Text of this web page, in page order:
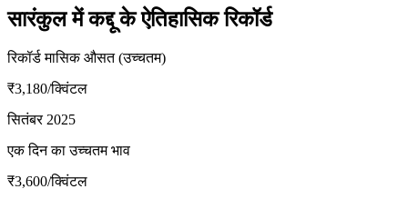
सारंकुल में कद्दू के ऐतिहासिक रिकॉर्ड
रिकॉर्ड मासिक औसत (उच्चतम)
₹3,180/क्विंटल
सितंबर 2025
एक दिन का उच्चतम भाव
₹3,600/क्विंटल